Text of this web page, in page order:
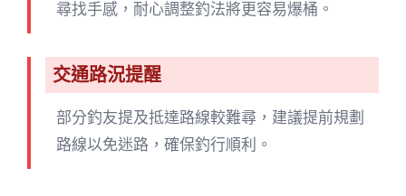
尋找手感，耐心調整釣法將更容易爆桶。
交通路況提醒
部分釣友提及抵達路線較難尋，建議提前規劃
路線以免迷路，確保釣行順利。